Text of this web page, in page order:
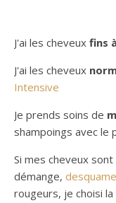
J'ai les cheveux fins
J'ai les cheveux
Intensive
Je prends soins de
shampoings avec le
Si mes cheveux sont
démange, desquame
rougeurs, je choisi